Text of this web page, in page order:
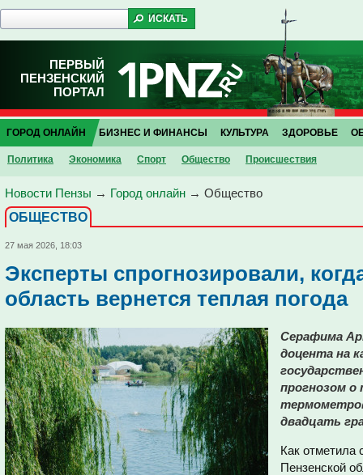
ПЕРВЫЙ
ПЕНЗЕНСКИЙ
ПОРТАЛ
ГОРОД ОНЛАЙН
Политика Экономика Спорт Общество Проиcшествия
БИЗНЕС И ФИНАНСЫ КУЛЬТУРА ЗДОРОВЬЕ
Новости Пензы → Город онлайн → Общество
ОБЩЕСТВО
27 мая 2026, 18:03
Эксперты спрогнозировали,
область вернется теплая погода
Серафима
доцента на
прогнозом о
двадцать
Как отметила
Пензенской